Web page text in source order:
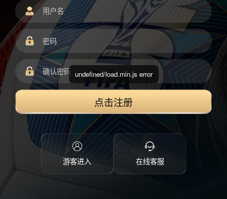
点击注册
游客进入 在线客服
undefined/load.min.js error